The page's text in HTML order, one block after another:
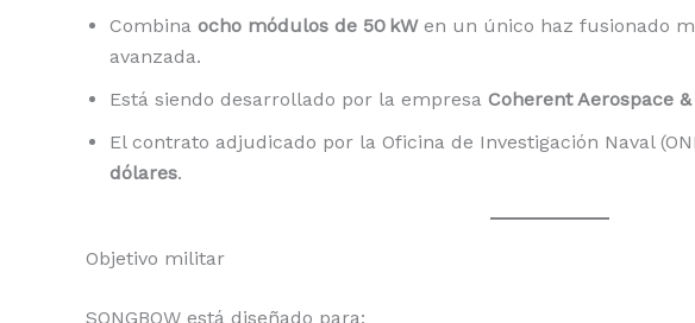
Combina ocho módulos de 50 kWen un único haz fusionado
avanzada.
Está siendo desarrollado por la empresa Coherent Aerospace
El contrato adjudicado por la Oficina de Investigación Naval
dólares.
Objetivo militar
SONGBOW está diseñado para: